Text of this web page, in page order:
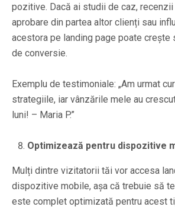
pozitive. Dacă ai studii de caz,
aprobare din partea altor clienți sau
acestora pe landing page poate crește
de conversie.
Exemplu de testimoniale: „Am urmat
strategiile, iar vânzările mele au
luni! – Maria P.”
Optimizează pentru dispozitive
Mulți dintre vizitatorii tăi vor accesa
dispozitive mobile, așa că trebuie să
este complet optimizată pentru acest